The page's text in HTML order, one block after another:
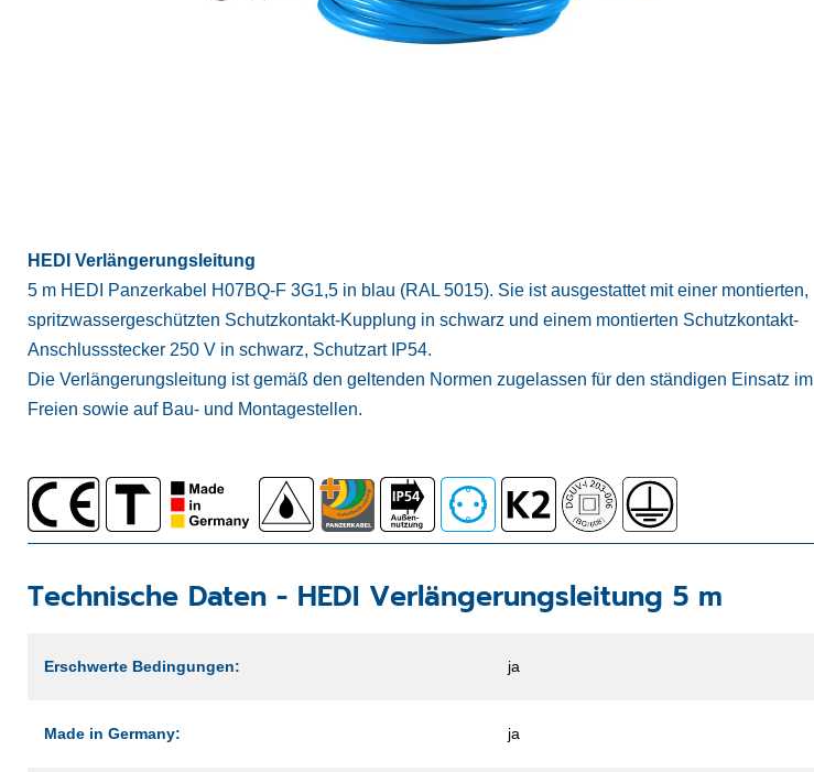
HEDI Verlängerungsleitung
5 m HEDI Panzerkabel H07BQ-F 3G1,5 in blau (RAL 5015). Sie ist ausgestattet mit einer montierten,
spritzwassergeschützten Schutzkontakt-Kupplung in schwarz und einem montierten Schutzkontakt-
Anschlussstecker 250 V in schwarz, Schutzart IP54.
Die Verlängerungsleitung ist gemäß den geltenden Normen zugelassen für den ständigen Einsatz im
Freien sowie auf Bau- und Montagestellen.
Technische Daten - HEDI Verlängerungsleitung 5 m
Erschwerte Bedingungen: ja
Made in Germany: ja